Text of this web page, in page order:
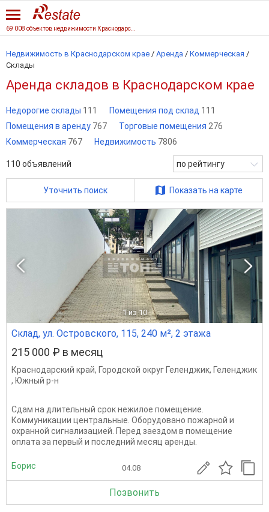
Недвижимость в Краснодарском крае / Аренда / Коммерческая /
Склады
Аренда складов в Краснодарском крае
Недорогие склады 111 Помещения под склад 111
Помещения в аренду 767 Торговые помещения 276
Коммерческая 767 Недвижимость 7806
110 объявлений по рейтингу
Уточнить поиск Показать на карте
1 из 10
Склад, ул. Островского, 115, 240 м², 2 этажа
215 000 ₽ в месяц
Краснодарский край, Городской округ Геленджик, Геленджик
, Южный р-н
Сдам на длительный срок нежилое помещение.
Коммуникации центральные. Оборудовано пожарной и
охранной сигнализацией. Перед заездом в помещение
оплата за первый и последний месяц аренды.
Борис 04.08
Позвонить